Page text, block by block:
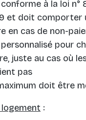
à la loi n°
et doit comporter
en cas de non-
pour
juste au cas où
pas
doit être
: